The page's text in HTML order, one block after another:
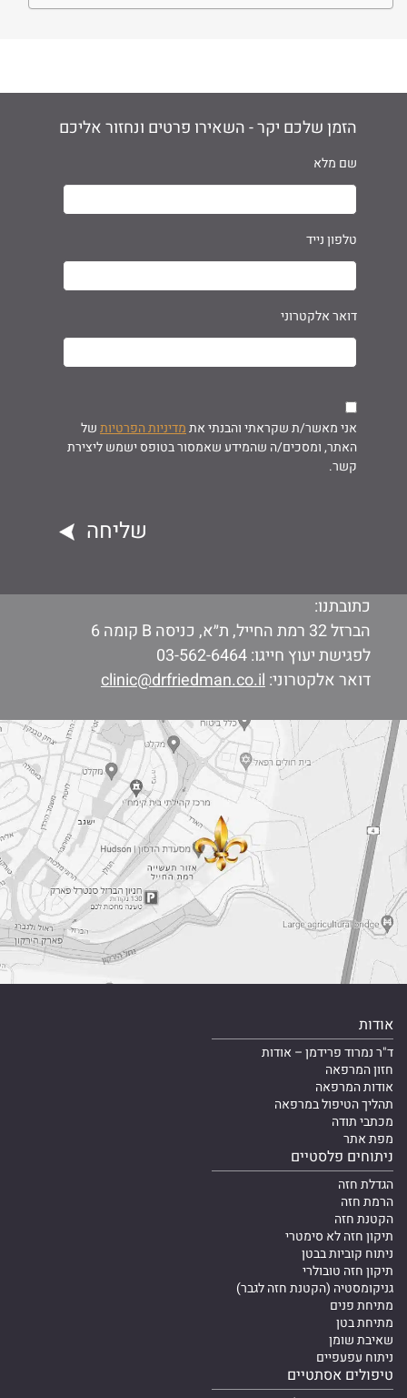
הזמן שלכם יקר - השאירו פרטים ונחזור אליכם
שם מלא
טלפון נייד
דואר אלקטרוני
אני מאשר/ת שקראתי והבנתי אתמדיניות הפרטיותשל
האתר, ומסכים/ה שהמידע שאמסור בטופס ישמש ליצירת
קשר.
כתובתנו:
הברזל 32 רמת החייל, ת״א, כניסה B קומה 6
לפגישת יעוץ חייגו:03-562-6464
דואר אלקטרוני:clinic@drfriedman.co.il
אודות
ד"ר נמרוד פרידמן – אודות
חזון המרפאה
אודות המרפאה
תהליך הטיפול במרפאה
מכתבי תודה
מפת אתר
ניתוחים פלסטיים
הגדלת חזה
הרמת חזה
הקטנת חזה
תיקון חזה לא סימטרי
ניתוח קוביות בבטן
תיקון חזה טובולרי
גניקומסטיה (הקטנת חזה לגבר)
מתיחת פנים
מתיחת בטן
שאיבת שומן
ניתוח עפעפיים
טיפולים אסתטיים